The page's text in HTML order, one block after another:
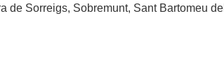
de Sorreigs, Sobremunt, Sant Bartomeu del